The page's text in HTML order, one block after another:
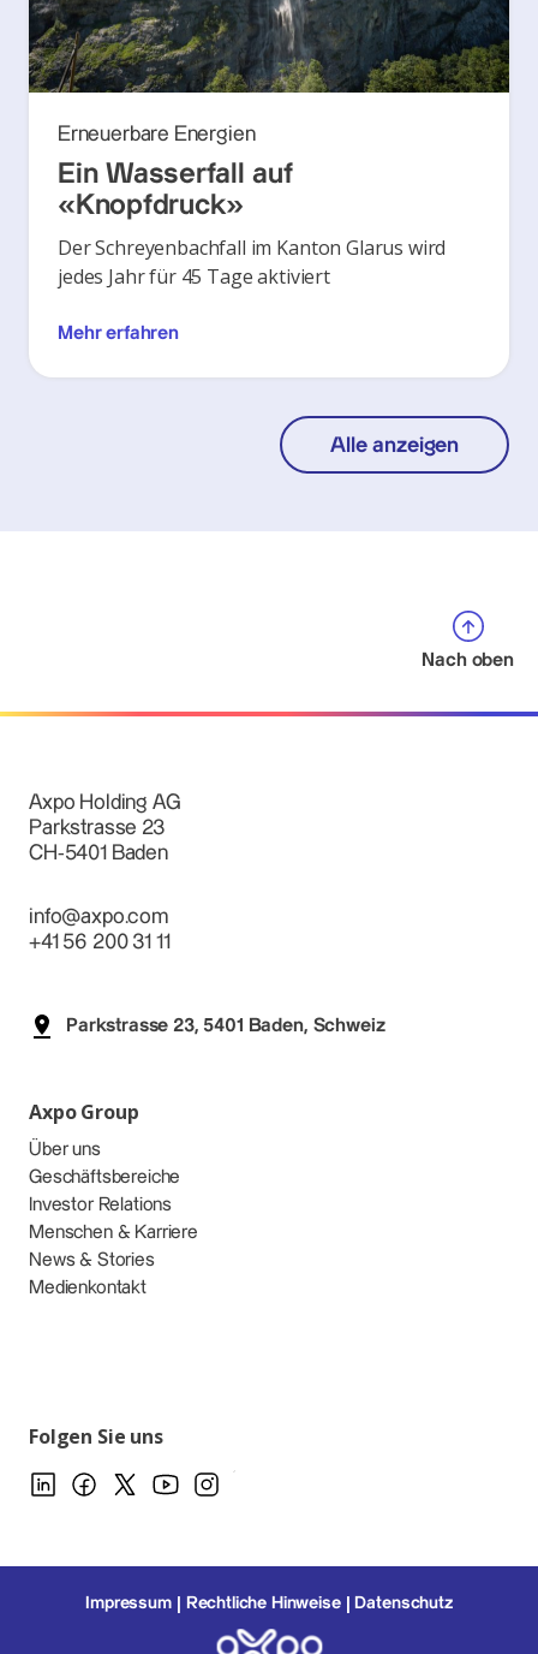
Erneuerbare Energien
Ein Wasserfall auf
«Knopfdruck»
Der Schreyenbachfall im Kanton Glarus wird
jedes Jahr für 45 Tage aktiviert
Mehr erfahren
Alle anzeigen
Nach oben
Axpo Holding AG
Parkstrasse 23
CH-5401 Baden
info@axpo.com
+41 56 200 31 11
Parkstrasse 23, 5401 Baden, Schweiz
Axpo Group
Über uns
Geschäftsbereiche
Investor Relations
Menschen & Karriere
News & Stories
Medienkontakt
Folgen Sie uns
Impressum Rechtliche Hinweise Datenschutz